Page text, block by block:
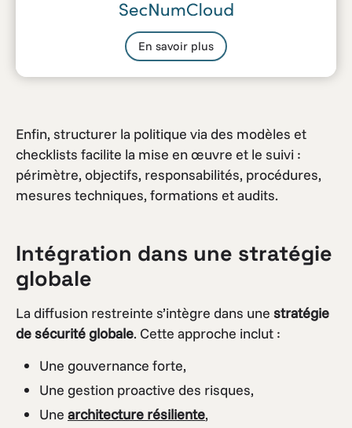
En savoir plus
Enfin, structurer la politique via des modèles et
checklists facilite la mise en œuvre et le suivi :
périmètre, objectifs, responsabilités, procédures,
mesures techniques, formations et audits.
Intégration dans une stratégie
globale
La diffusion restreinte s’intègre dans une stratégie
de sécurité globale. Cette approche inclut :
Une gouvernance forte,
Une gestion proactive des risques,
Une architecture résiliente,